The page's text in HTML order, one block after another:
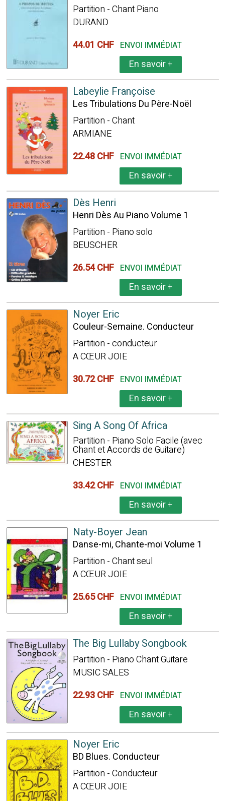
Partition - Chant Piano
DURAND
44.01 CHF ENVOI IMMÉDIAT
En savoir+
Labeylie Françoise
Les Tribulations Du Père-Noël
Partition - Chant
ARMIANE
22.48 CHF ENVOI IMMÉDIAT
En savoir+
Dès Henri
Henri Dès Au Piano Volume 1
Partition - Piano solo
BEUSCHER
26.54 CHF ENVOI IMMÉDIAT
En savoir+
Noyer Eric
Couleur-Semaine. Conducteur
Partition - conducteur
A CŒUR JOIE
30.72 CHF ENVOI IMMÉDIAT
En savoir+
Sing A Song Of Africa
Partition - Piano Solo Facile (avec
Chant et Accords de Guitare)
CHESTER
33.42 CHF ENVOI IMMÉDIAT
En savoir+
Naty-Boyer Jean
Danse-mi, Chante-moi Volume 1
Partition - Chant seul
A CŒUR JOIE
25.65 CHF ENVOI IMMÉDIAT
En savoir+
The Big Lullaby Songbook
Partition - Piano Chant Guitare
MUSIC SALES
22.93 CHF ENVOI IMMÉDIAT
En savoir+
Noyer Eric
BD Blues. Conducteur
Partition - Conducteur
A CŒUR JOIE